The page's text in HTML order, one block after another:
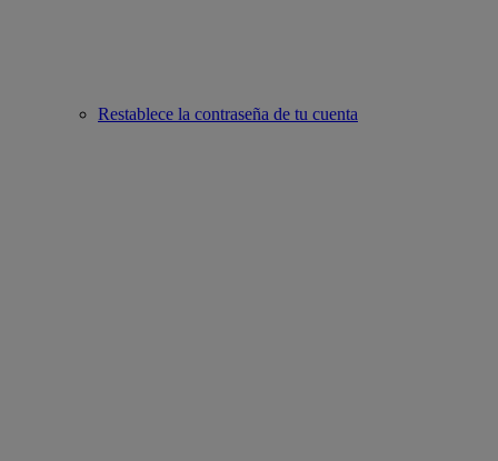
Restablece la contraseña de tu cuenta